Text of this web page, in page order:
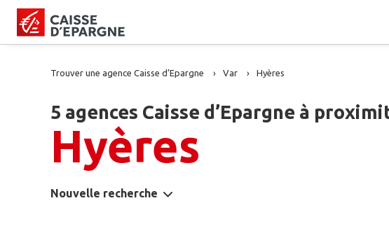
Trouver une agence Caisse d’Epargne Var Hyères
5 agences Caisse d’Epargne à
Hyères
Nouvelle recherche